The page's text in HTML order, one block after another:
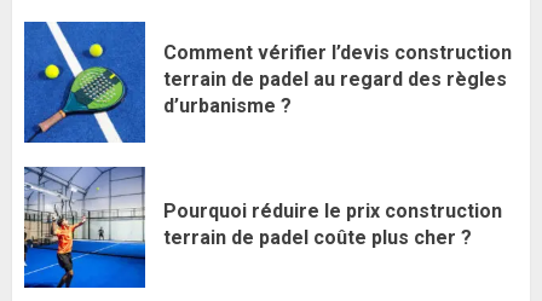
Comment vérifier l’devis construction
terrain de padel au regard des règles
d’urbanisme ?
Pourquoi réduire le prix construction
terrain de padel coûte plus cher ?